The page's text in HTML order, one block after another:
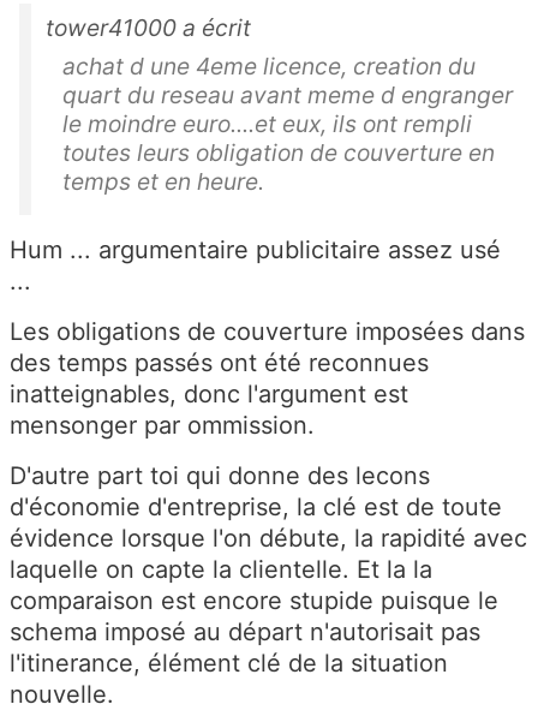
tower41000 a écrit
achat d une 4eme licence, creation du
quart du reseau avant meme d engranger
le moindre euro....et eux, ils ont rempli
toutes leurs obligation de couverture en
temps et en heure.
Hum ... argumentaire publicitaire assez usé
...
Les obligations de couverture imposées dans
des temps passés ont été reconnues
inatteignables, donc l'argument est
mensonger par ommission.
D'autre part toi qui donne des lecons
d'économie d'entreprise, la clé est de toute
évidence lorsque l'on débute, la rapidité avec
laquelle on capte la clientelle. Et la la
comparaison est encore stupide puisque le
schema imposé au départ n'autorisait pas
l'itinerance, élément clé de la situation
nouvelle.